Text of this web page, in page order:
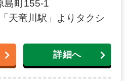
島町155-1
天竜川駅」よりタクシ
詳細へ